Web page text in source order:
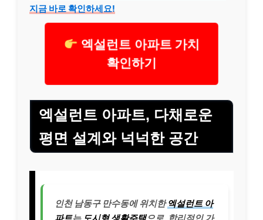
지금 바로 확인하세요!
엑설런트 아파트 가치
확인하기
엑설런트 아파트, 다채로운
평면 설계와 넉넉한 공간
인천 남동구 만수동에 위치한엑설런트 아